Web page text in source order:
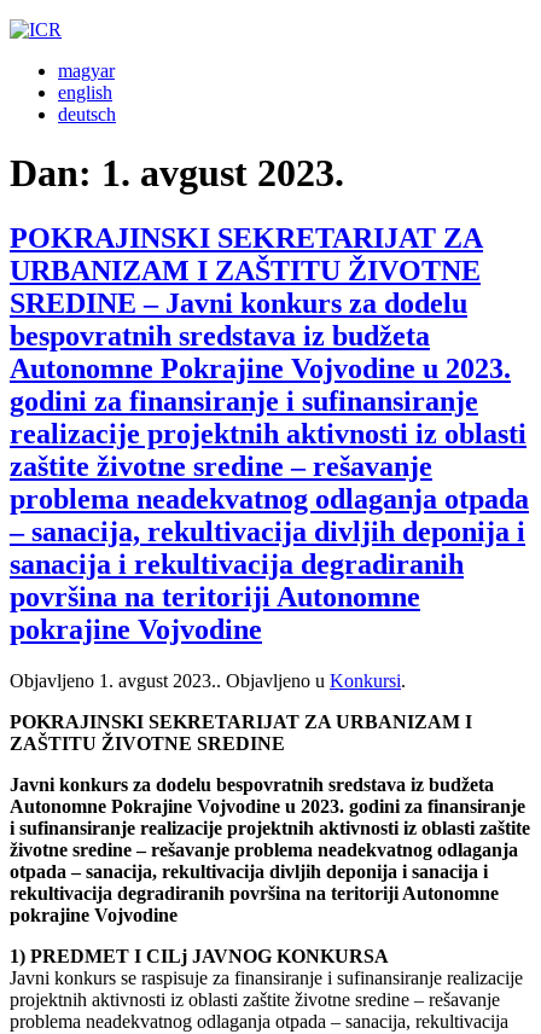
magyar
english
deutsch
Dan: 1. avgust 2023.
POKRAJINSKI SEKRETARIJAT ZA
URBANIZAM I ZAŠTITU ŽIVOTNE
SREDINE – Javni konkurs za dodelu
bespovratnih sredstava iz budžeta
Autonomne Pokrajine Vojvodine u 2023.
godini za finansiranje i sufinansiranje
realizacije projektnih aktivnosti iz oblasti
zaštite životne sredine – rešavanje
problema neadekvatnog odlaganja otpada
– sanacija, rekultivacija divljih deponija i
sanacija i rekultivacija degradiranih
površina na teritoriji Autonomne
pokrajine Vojvodine
Objavljeno 1. avgust 2023.. Objavljeno u Konkursi.
POKRAJINSKI SEKRETARIJAT ZA URBANIZAM I
ZAŠTITU ŽIVOTNE SREDINE
Javni konkurs za dodelu bespovratnih sredstava iz budžeta
Autonomne Pokrajine Vojvodine u 2023. godini za finansiranje
i sufinansiranje realizacije projektnih aktivnosti iz oblasti zaštite
životne sredine – rešavanje problema neadekvatnog odlaganja
otpada – sanacija, rekultivacija divljih deponija i sanacija i
rekultivacija degradiranih površina na teritoriji Autonomne
pokrajine Vojvodine
1) PREDMET I CILj JAVNOG KONKURSA
Javni konkurs se raspisuje za finansiranje i sufinansiranje realizacije
projektnih aktivnosti iz oblasti zaštite životne sredine – rešavanje
problema neadekvatnog odlaganja otpada – sanacija, rekultivacija